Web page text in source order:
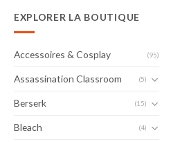
EXPLORER LA BOUTIQUE
Accessoires & Cosplay (95)
Assassination Classroom (5)
Berserk (15)
Bleach (4)